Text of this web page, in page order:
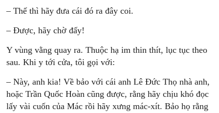
– Thế thì hãy đưa cái đó ra đây coi.
– Ðược, hãy chờ đấy!
Y vùng vằng quay ra. Thuộc hạ im thin thít, lục tục theo
sau. Khi y tới cửa, tôi gọi với:
– Này, anh kia! Về bảo với cái anh Lê Ðức Thọ nhà anh,
hoặc Trần Quốc Hoàn cũng được, rằng hãy chịu khó đọc
lấy vài cuốn của Mác rồi hãy xưng mác-xít. Bảo họ rằng